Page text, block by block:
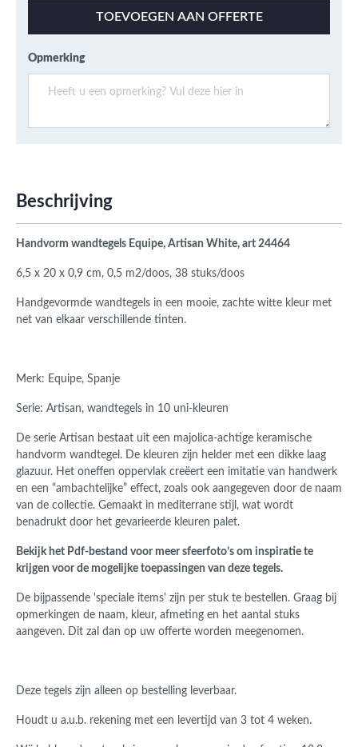
TOEVOEGEN AAN OFFERTE
Opmerking
Beschrijving
Handvorm wandtegels Equipe, Artisan White, art 24464
6,5 x 20 x 0,9 cm, 0,5 m2/doos, 38 stuks/doos
Handgevormde wandtegels in een mooie, zachte witte kleur met
net van elkaar verschillende tinten.
Merk: Equipe, Spanje
Serie: Artisan, wandtegels in 10 uni-kleuren
De serie Artisan bestaat uit een majolica-achtige keramische
handvorm wandtegel. De kleuren zijn helder met een dikke laag
glazuur. Het oneffen oppervlak creëert een imitatie van handwerk
en een “ambachtelijke” effect, zoals ook aangegeven door de naam
van de collectie. Gemaakt in mediterrane stijl, wat wordt
benadrukt door het gevarieerde kleuren palet.
Bekijk het Pdf-bestand voor meer sfeerfoto’s om inspiratie te
krijgen voor de mogelijke toepassingen van deze tegels.
De bijpassende 'speciale items' zijn per stuk te bestellen. Graag bij
opmerkingen de naam, kleur, afmeting en het aantal stuks
aangeven. Dit zal dan op uw offerte worden meegenomen.
Deze tegels zijn alleen op bestelling leverbaar.
Houdt u a.u.b. rekening met een levertijd van 3 tot 4 weken.